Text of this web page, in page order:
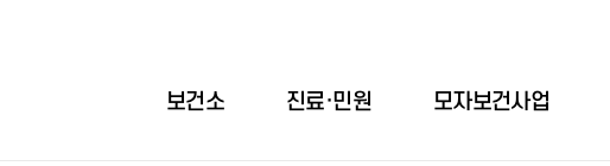
보건소 진료·민원 모자보건사업